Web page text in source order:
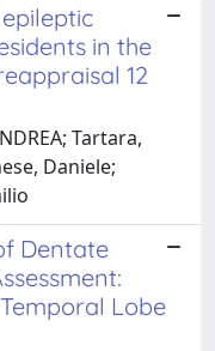
in the
12
Tartara,
Daniele;
Dentate
Lobe